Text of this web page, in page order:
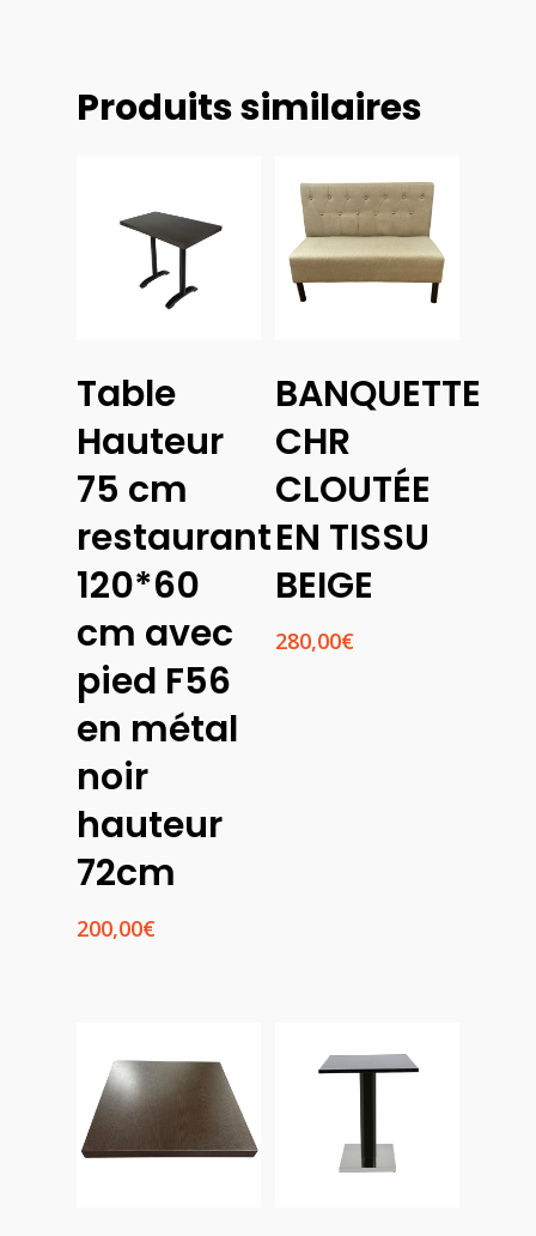
Produits similaires
Ajouter
Au
Panier
Table
Hauteur
75 cm
restaurant
120*60
cm avec
pied F56
en métal
noir
hauteur
72cm
200,00€
Des
Options
BANQUETTE
CHR
CLOUTÉE
EN TISSU
BEIGE
280,00€